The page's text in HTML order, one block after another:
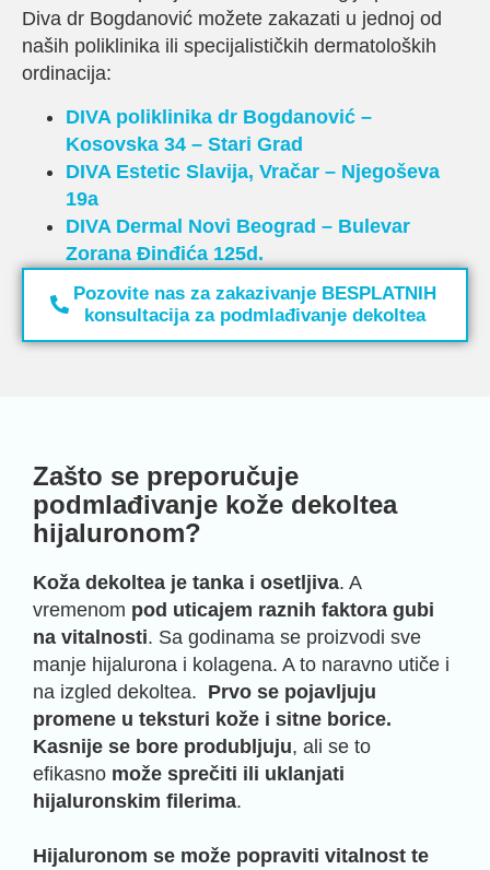
Diva dr Bogdanović možete zakazati u jednoj od
naših poliklinika ili specijalističkih dermatoloških
ordinacija:
DIVA poliklinika dr Bogdanović –
Kosovska 34 – Stari Grad
DIVA Estetic Slavija, Vračar – Njegoševa
19a
DIVA Dermal Novi Beograd – Bulevar
Zorana Đinđića 125d.
Pozovite nas za zakazivanje BESPLATNIH
konsultacija za podmlađivanje dekoltea
Zašto se preporučuje
podmlađivanje kože dekoltea
hijaluronom?
Koža dekoltea je tanka i osetljiva. A
vremenom pod uticajem raznih faktora gubi
na vitalnosti. Sa godinama se proizvodi sve
manje hijalurona i kolagena. A to naravno utiče i
na izgled dekoltea. Prvo se pojavljuju
promene u teksturi kože i sitne borice.
Kasnije se bore produbljuju, ali se to
efikasno može sprečiti ili uklanjati
hijaluronskim filerima.
Hijaluronom se može popraviti vitalnost te